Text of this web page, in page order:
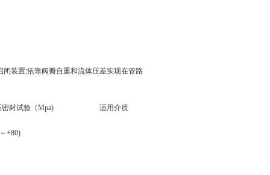
装置;依靠阀瓣自重和流体压差实现在管路
封试验（Mpa) 适用介质
+80)